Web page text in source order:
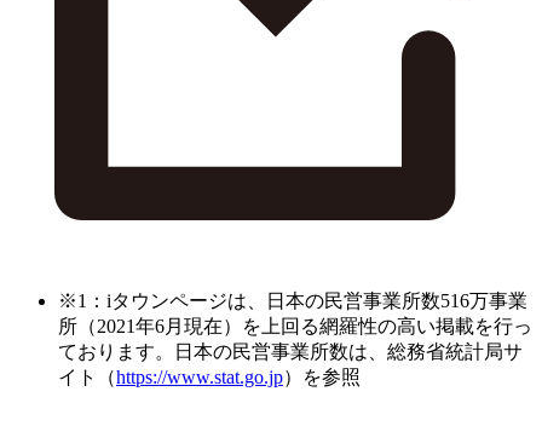
※1：iタウンページは、日本の民営事業所数516万事業
所（2021年6月現在）を上回る網羅性の高い掲載を行っ
ております。日本の民営事業所数は、総務省統計局サ
イト（https://www.stat.go.jp）を参照